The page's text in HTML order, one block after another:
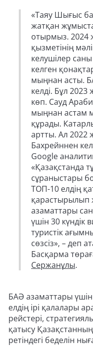
«Таяу Шығыс
жатқан
отырмыз.
қызметінің
келушілер
келген
мыңнан асты.
келді. Бұл
көп. Сауд
мыңнан астам
құрады.
артты. Ал 2022
Бахрейннен
Google
«Қазақстанда
сұраныстары
ТОП-10 елдің
қарастырылып
азаматтары
үшін 30 күндік
туристік
сөзсіз», – деп
Басқарма
Сержанұлы.
БАӘ азаматтары үшін
елдің ірі қалалары
рейстері,
қатысу
ретіндегі беделін